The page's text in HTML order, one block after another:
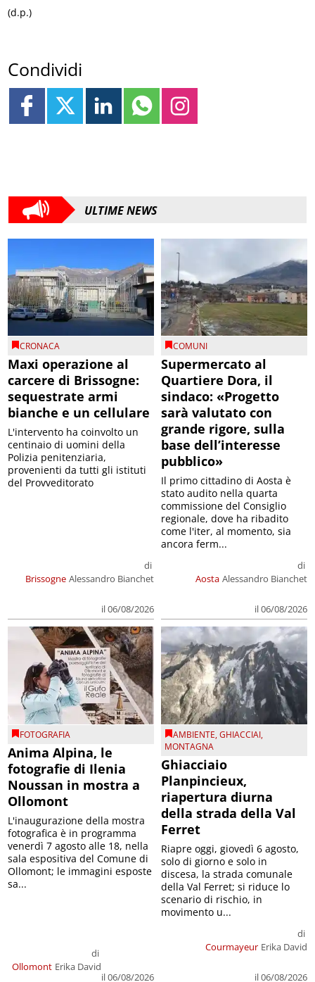
(d.p.)
Condividi
ULTIME NEWS
CRONACA
Maxi operazione al
carcere di Brissogne:
sequestrate armi
bianche e un cellulare
Brissogne
di
Alessandro Bianchet
il 06/08/2026
L'intervento ha coinvolto un
centinaio di uomini della
Polizia penitenziaria,
provenienti da tutti gli istituti
del Provveditorato
COMUNI
Supermercato al
Quartiere Dora, il
sindaco: «Progetto
sarà valutato con
grande rigore, sulla
base dell’interesse
pubblico»
Aosta
di
Alessandro Bianchet
il 06/08/2026
Il primo cittadino di Aosta è
stato audito nella quarta
commissione del Consiglio
regionale, dove ha ribadito
come l'iter, al momento, sia
ancora ferm...
FOTOGRAFIA
Anima Alpina, le
fotografie di Ilenia
Noussan in mostra a
Ollomont
Ollomont
di
Erika David
il 06/08/2026
L'inaugurazione della mostra
fotografica è in programma
venerdì 7 agosto alle 18, nella
sala espositiva del Comune di
Ollomont; le immagini esposte
sa...
AMBIENTE,GHIACCIAI,
MONTAGNA
Ghiacciaio
Planpincieux,
riapertura diurna
della strada della Val
Ferret
Courmayeur
di
Erika David
il 06/08/2026
Riapre oggi, giovedì 6 agosto,
solo di giorno e solo in
discesa, la strada comunale
della Val Ferret; si riduce lo
scenario di rischio, in
movimento u...